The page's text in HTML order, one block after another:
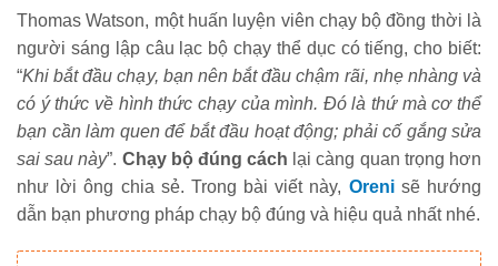
Thomas Watson, một huấn luyện viên chạy bộ đồng thời là
người sáng lập câu lạc bộ chạy thể dục có tiếng, cho biết:
“Khi bắt đầu chạy, bạn nên bắt đầu chậm rãi, nhẹ nhàng và
có ý thức về hình thức chạy của mình. Đó là thứ mà cơ thể
bạn cần làm quen để bắt đầu hoạt động; phải cố gắng sửa
sai sau này”. Chạy bộ đúng cách lại càng quan trọng hơn
như lời ông chia sẻ. Trong bài viết này, Orenisẽ hướng
dẫn bạn phương pháp chạy bộ đúng và hiệu quả nhất nhé.